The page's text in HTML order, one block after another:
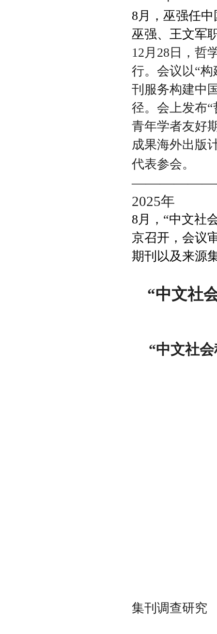
8月，巫强任
巫强、王文军
12月28日，哲
行。会议以“
刊服务构建中
径。会上发布
青年学者友好
成果海外出版
代表参会。
2025年
8月， “中文社
京召开，会议
期刊以及来源
“中文社
“中文社
集刊调查研究